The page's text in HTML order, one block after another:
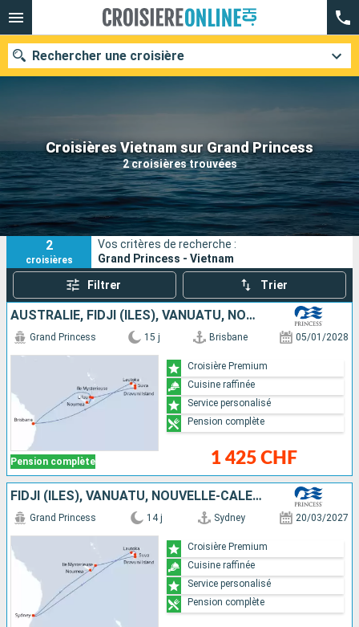
Croisières Vietnam sur Grand Princess
2 croisières trouvées
Rechercher une croisière
Nos destinations
Mois de départ
Ports Compagnies
Rechercher
2
croisières
Vos critères de recherche :
Grand Princess - Vietnam
Filtrer Trier
AUSTRALIE, FIDJI (ÎLES), VANUATU, NOUVELLE-CALÉDONIE
Pension complète
Grand Princess 15 j Brisbane 05/01/2028
1 425 CHF
Croisière Premium
Cuisine raffinée
Service personalisé
Pension complète
FIDJI (ÎLES), VANUATU, NOUVELLE-CALÉDONIE, AUSTRALIE
Grand Princess 14 j Sydney 20/03/2027
Croisière Premium
Cuisine raffinée
Service personalisé
Pension complète